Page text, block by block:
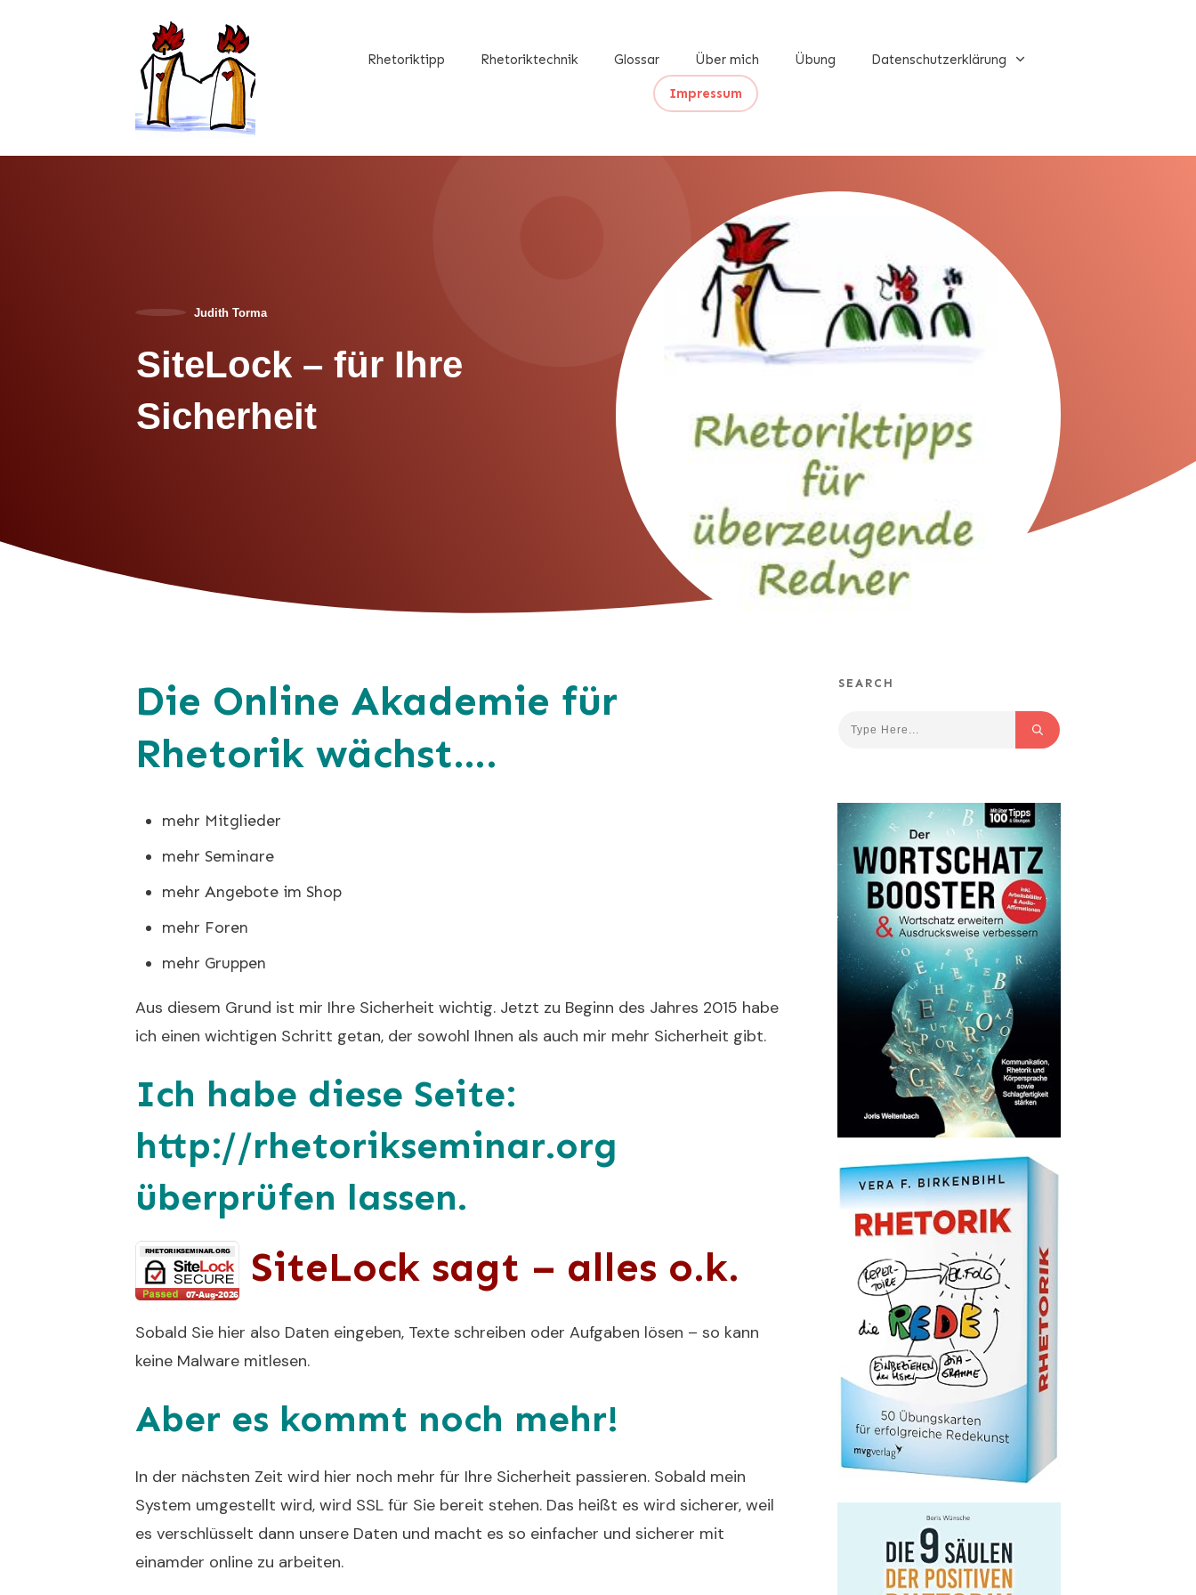
Rhetoriktipp Rhetoriktechnik Glossar Über mich Übung Datenschutzerklärung
Impressum
Judith Torma
SiteLock – für Ihre
Sicherheit
Die Online Akademie für
Rhetorik wächst….
mehr Mitglieder
mehr Seminare
mehr Angebote im Shop
mehr Foren
mehr Gruppen
Aus diesem Grund ist mir Ihre Sicherheit wichtig. Jetzt zu Beginn des Jahres 2015 habe
ich einen wichtigen Schritt getan, der sowohl Ihnen als auch mir mehr Sicherheit gibt.
Ich habe diese Seite:
http://rhetorikseminar.org
überprüfen lassen.
SiteLock sagt – alles o.k.
Sobald Sie hier also Daten eingeben, Texte schreiben oder Aufgaben lösen – so kann
keine Malware mitlesen.
Aber es kommt noch mehr!
In der nächsten Zeit wird hier noch mehr für Ihre Sicherheit passieren. Sobald mein
System umgestellt wird, wird SSL für Sie bereit stehen. Das heißt es wird sicherer, weil
es verschlüsselt dann unsere Daten und macht es so einfacher und sicherer mit
einamder online zu arbeiten.
SEARCH